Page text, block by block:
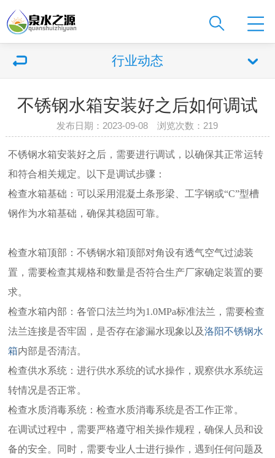
行业动态
不锈钢水箱安装好之后如何调试
发布日期：2023-09-08 浏览次数： 219
不锈钢水箱安装好之后，需要进行调试，以确保其正常运转
和符合相关规定。以下是调试步骤：
检查水箱基础：可以采用混凝土条形梁、工字钢或“C”型槽
钢作为水箱基础，确保其稳固可靠。
检查水箱顶部：不锈钢水箱顶部对角设有透气空气过滤装
置，需要检查其规格和数量是否符合生产厂家确定装置的要
求。
检查水箱内部：各管口法兰均为1.0MPa标准法兰，需要检查
法兰连接是否牢固，是否存在渗漏水现象以及洛阳不锈钢水
箱内部是否清洁。
检查供水系统：进行供水系统的试水操作，观察供水系统运
转情况是否正常。
检查水质消毒系统：检查水质消毒系统是否工作正常。
在调试过程中，需要严格遵守相关操作规程，确保人员和设
备的安全。同时，需要专业人士进行操作，遇到任何问题及